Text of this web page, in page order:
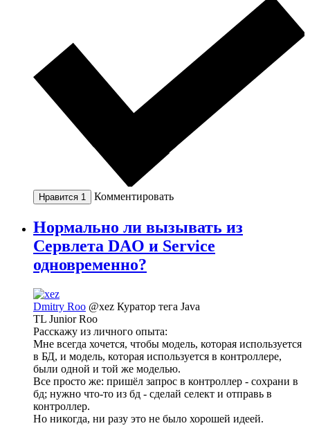
Нравится 1 Комментировать
Нормально ли вызывать из
Сервлета DAO и Service
одновременно?
Dmitry Roo @xez Куратор тега Java
TL Junior Roo
Расскажу из личного опыта:
Мне всегда хочется, чтобы модель, которая используется
в БД, и модель, которая используется в контроллере,
были одной и той же моделью.
Все просто же: пришёл запрос в контроллер - сохрани в
бд; нужно что-то из бд - сделай селект и отправь в
контроллер.
Но никогда, ни разу это не было хорошей идеей.